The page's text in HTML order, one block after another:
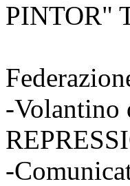
PINTOR"
-Volantino
-